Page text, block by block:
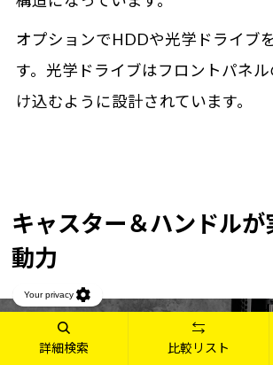
オプションでHDDや光学ドライブ
す。光学ドライブはフロントパネ
け込むように設計されています。
キャスター＆ハンドル
動力
詳細検索 比較リスト